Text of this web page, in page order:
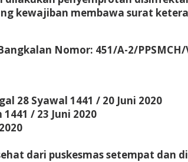
kewajiban membawa surat
Nomor: 451/A-2/
28 Syawal 1441 / 20 Juni 2020
/ 23 Juni 2020
dari puskesmas setempat